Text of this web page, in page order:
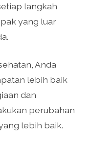
langkah
yang luar
Anda
lebih baik
dan
perubahan
lebih baik.